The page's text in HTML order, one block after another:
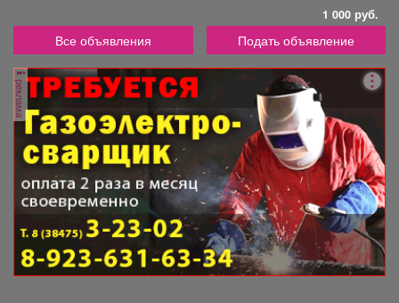
1 000 руб.
Все объявления Подать объявление
реклама